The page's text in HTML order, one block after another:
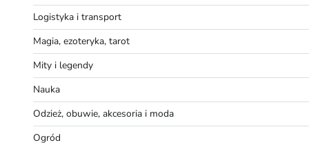
Logistyka i transport
Magia, ezoteryka, tarot
Mity i legendy
Nauka
Odzież, obuwie, akcesoria i moda
Ogród